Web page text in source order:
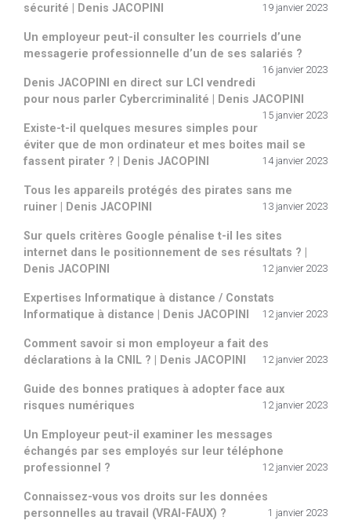
sécurité | Denis JACOPINI
19 janvier 2023
Un employeur peut-il consulter les courriels d’une
messagerie professionnelle d’un de ses salariés ?
16 janvier 2023
Denis JACOPINI en direct sur LCI vendredi
pour nous parler Cybercriminalité | Denis JACOPINI
15 janvier 2023
Existe-t-il quelques mesures simples pour
éviter que de mon ordinateur et mes boites mail se
fassent pirater ? | Denis JACOPINI
14 janvier 2023
Tous les appareils protégés des pirates sans me
ruiner | Denis JACOPINI
13 janvier 2023
Sur quels critères Google pénalise t-il les sites
internet dans le positionnement de ses résultats ? |
Denis JACOPINI
12 janvier 2023
Expertises Informatique à distance / Constats
Informatique à distance | Denis JACOPINI
12 janvier 2023
Comment savoir si mon employeur a fait des
déclarations à la CNIL ? | Denis JACOPINI
12 janvier 2023
Guide des bonnes pratiques à adopter face aux
risques numériques
12 janvier 2023
Un Employeur peut-il examiner les messages
échangés par ses employés sur leur téléphone
professionnel ?
12 janvier 2023
Connaissez-vous vos droits sur les données
personnelles au travail (VRAI-FAUX) ?
1 janvier 2023